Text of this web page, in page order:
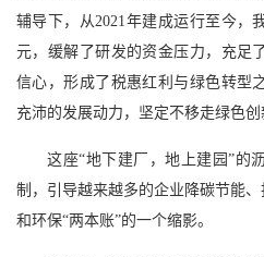
辅导下，从2021年建成运行至今，
元，缓解了研发的资金压力，充足
信心，形成了税惠红利与绿色转型
充沛的发展动力，坚定不移走绿色
这座“地下建厂，地上建园”的
制，引导越来越多的企业降碳节能
和环保“两本账”的一个缩影。